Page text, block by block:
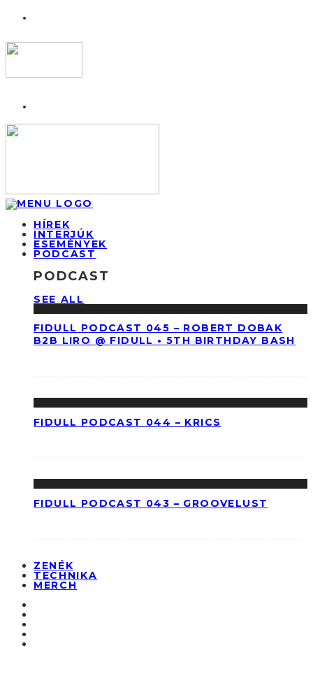
HÍREK
INTERJÚK
ESEMÉNYEK
PODCAST
PODCAST
SEE ALL
FIDULL PODCAST 045 – ROBERT DOBAK
B2B LIRO @ FIDULL • 5TH BIRTHDAY BASH
FIDULL PODCAST 044 – KRICS
FIDULL PODCAST 043 – GROOVELUST
ZENÉK
TECHNIKA
MERCH